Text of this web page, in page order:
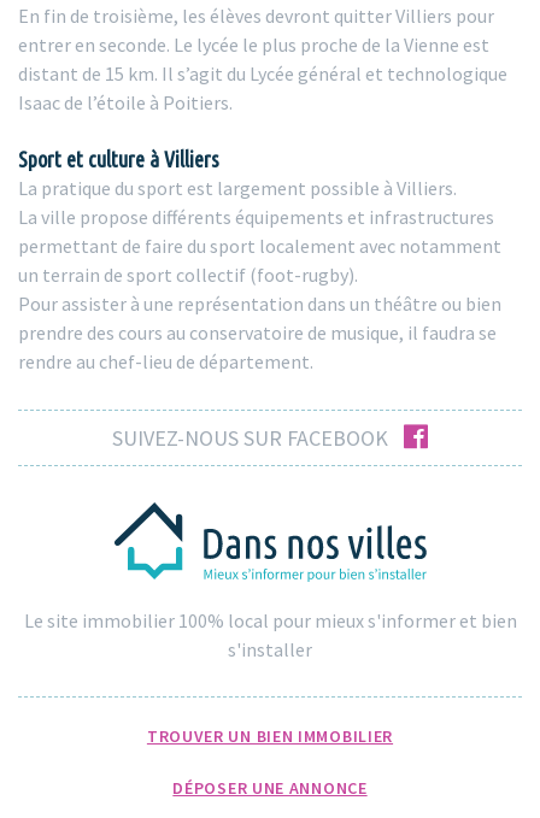
En fin de troisième, les élèves devront quitter Villiers pour
entrer en seconde. Le lycée le plus proche de la Vienne est
distant de 15 km. Il s’agit du Lycée général et technologique
Isaac de l’étoile à Poitiers.
Sport et culture à Villiers
La pratique du sport est largement possible à Villiers.
La ville propose différents équipements et infrastructures
permettant de faire du sport localement avec notamment
un terrain de sport collectif (foot-rugby).
Pour assister à une représentation dans un théâtre ou bien
prendre des cours au conservatoire de musique, il faudra se
rendre au chef-lieu de département.
SUIVEZ-NOUS SUR FACEBOOK facebook
Le site immobilier 100% local pour mieux s'informer et bien
s'installer
TROUVER UN BIEN IMMOBILIER
DÉPOSER UNE ANNONCE